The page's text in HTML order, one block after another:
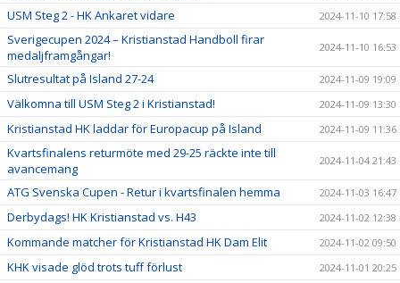
USM Steg 2 - HK Ankaret vidare 2024-11-10 17:58
Sverigecupen 2024 – Kristianstad Handboll firar
medaljframgångar!
2024-11-10 16:53
Slutresultat på Island 27-24 2024-11-09 19:09
Välkomna till USM Steg 2 i Kristianstad! 2024-11-09 13:30
Kristianstad HK laddar för Europacup på Island 2024-11-09 11:36
Kvartsfinalens returmöte med 29-25 räckte inte till
avancemang
2024-11-04 21:43
ATG Svenska Cupen - Retur i kvartsfinalen hemma 2024-11-03 16:47
Derbydags! HK Kristianstad vs. H43 2024-11-02 12:38
Kommande matcher för Kristianstad HK Dam Elit 2024-11-02 09:50
KHK visade glöd trots tuff förlust 2024-11-01 20:25